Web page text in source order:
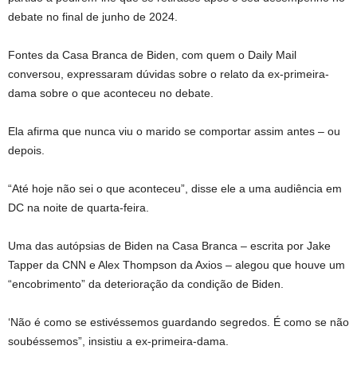
debate no final de junho de 2024.
Fontes da Casa Branca de Biden, com quem o Daily Mail
conversou, expressaram dúvidas sobre o relato da ex-primeira-
dama sobre o que aconteceu no debate.
Ela afirma que nunca viu o marido se comportar assim antes – ou
depois.
“Até hoje não sei o que aconteceu”, disse ele a uma audiência em
DC na noite de quarta-feira.
Uma das autópsias de Biden na Casa Branca – escrita por Jake
Tapper da CNN e Alex Thompson da Axios – alegou que houve um
“encobrimento” da deterioração da condição de Biden.
‘Não é como se estivéssemos guardando segredos. É como se não
soubéssemos”, insistiu a ex-primeira-dama.